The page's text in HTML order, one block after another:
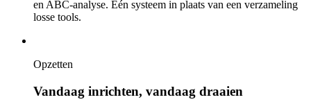
en ABC-analyse. Eén systeem in plaats van een verzameling
losse tools.
Opzetten
Vandaag inrichten, vandaag draaien